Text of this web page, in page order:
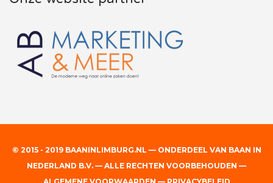
© 2015 - 2019 BAANINLIMBURG.NL — ONDERDEEL VAN BAAN IN
NEDERLAND B.V. — ALLE RECHTEN VOORBEHOUDEN —
ALGEMENE VOORWAARDEN — PRIVACYBELEID